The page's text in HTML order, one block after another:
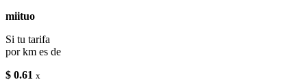
miituo
Si tu tarifa
por km es de
$ 0.61 x